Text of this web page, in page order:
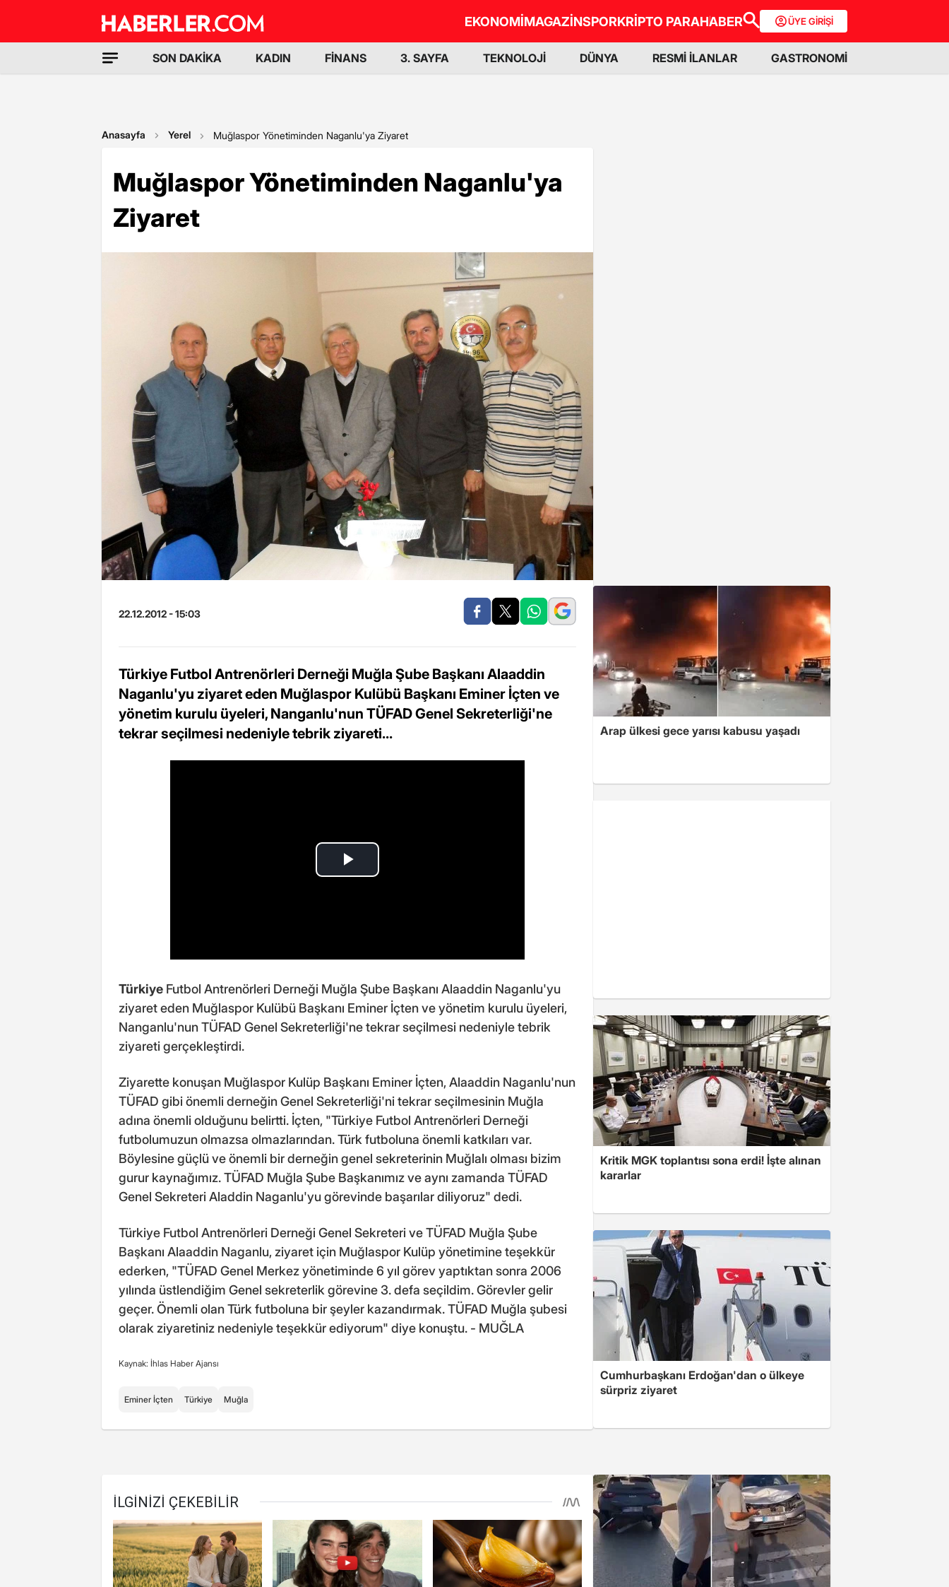
EKONOMİMAGAZİNSPORKRİPTO PARAHABER ÜYE GİRİŞİ
SON DAKİKA KADIN FİNANS 3. SAYFA TEKNOLOJİ DÜNYA RESMİ İLANLAR GASTRONOMİ
Anasayfa Yerel Muğlaspor Yönetiminden Naganlu'ya Ziyaret
Muğlaspor Yönetiminden Naganlu'ya
Ziyaret
22.12.2012 - 15:03
Türkiye Futbol Antrenörleri Derneği Muğla Şube Başkanı Alaaddin
Naganlu'yu ziyaret eden Muğlaspor Kulübü Başkanı Eminer İçten ve
yönetim kurulu üyeleri, Nanganlu'nun TÜFAD Genel Sekreterliği'ne
tekrar seçilmesi nedeniyle tebrik ziyareti...
Türkiye Futbol Antrenörleri Derneği Muğla Şube Başkanı Alaaddin Naganlu'yu
ziyaret eden Muğlaspor Kulübü Başkanı Eminer İçten ve yönetim kurulu üyeleri,
Nanganlu'nun TÜFAD Genel Sekreterliği'ne tekrar seçilmesi nedeniyle tebrik
ziyareti gerçekleştirdi.
Ziyarette konuşan Muğlaspor Kulüp Başkanı Eminer İçten, Alaaddin Naganlu'nun
TÜFAD gibi önemli derneğin Genel Sekreterliği'ni tekrar seçilmesinin Muğla
adına önemli olduğunu belirtti. İçten, "Türkiye Futbol Antrenörleri Derneği
futbolumuzun olmazsa olmazlarından. Türk futboluna önemli katkıları var.
Böylesine güçlü ve önemli bir derneğin genel sekreterinin Muğlalı olması bizim
gurur kaynağımız. TÜFAD Muğla Şube Başkanımız ve aynı zamanda TÜFAD
Genel Sekreteri Aladdin Naganlu'yu görevinde başarılar diliyoruz" dedi.
Türkiye Futbol Antrenörleri Derneği Genel Sekreteri ve TÜFAD Muğla Şube
Başkanı Alaaddin Naganlu, ziyaret için Muğlaspor Kulüp yönetimine teşekkür
ederken, "TÜFAD Genel Merkez yönetiminde 6 yıl görev yaptıktan sonra 2006
yılında üstlendiğim Genel sekreterlik görevine 3. defa seçildim. Görevler gelir
geçer. Önemli olan Türk futboluna bir şeyler kazandırmak. TÜFAD Muğla şubesi
olarak ziyaretiniz nedeniyle teşekkür ediyorum" diye konuştu. - MUĞLA
Kaynak: İhlas Haber Ajansı
Eminer İçten Türkiye Muğla
Arap ülkesi gece yarısı kabusu yaşadı
Kritik MGK toplantısı sona erdi! İşte alınan
kararlar
Cumhurbaşkanı Erdoğan'dan o ülkeye
sürpriz ziyaret